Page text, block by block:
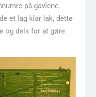
på gavlene.
et lag klar lak, dette
og dels for at gøre